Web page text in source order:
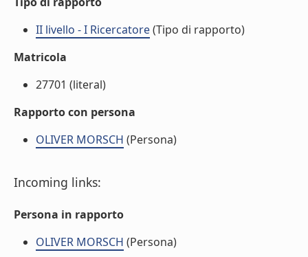
II livello - I Ricercatore(Tipo di rapporto)
Matricola
27701 (literal)
Rapporto con persona
OLIVER MORSCH (Persona)
Incoming links:
Persona in rapporto
OLIVER MORSCH (Persona)